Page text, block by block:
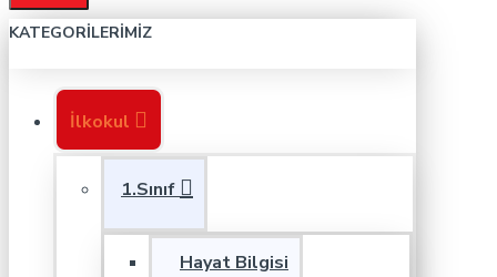
KATEGORILERIMIZ
İlkokul
1.Sınıf
Hayat Bilgisi